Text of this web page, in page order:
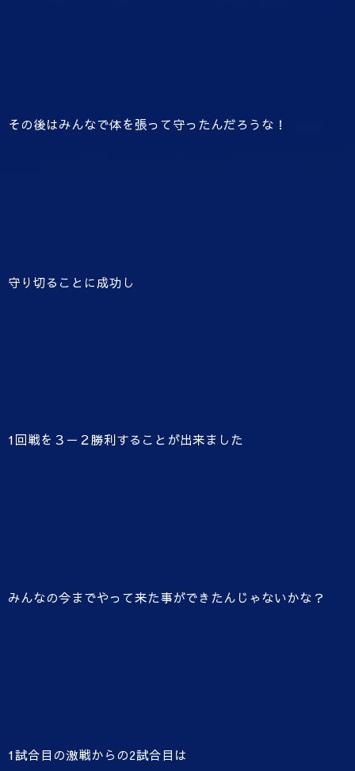
その後はみんなで体を張って守ったんだろうな！
守り切ることに成功し
1回戦を３－２勝利することが出来ました
みんなの今までやって来た事ができたんじゃないかな？
1試合目の激戦からの2試合目は